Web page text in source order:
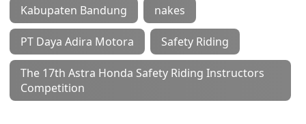
Kabupaten Bandung nakes
PT Daya Adira Motora Safety Riding
The 17th Astra Honda Safety Riding Instructors
Competition